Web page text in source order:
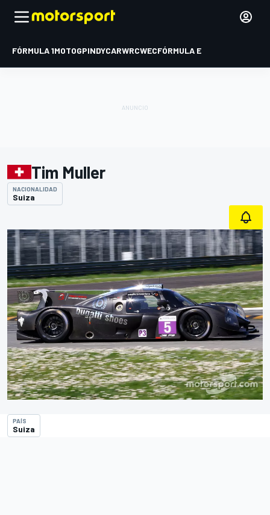
FÓRMULA 1MOTOGPINDYCARWRCWECFÓRMULA E
Tim Muller
NACIONALIDAD
Suiza
PAÍS
Suiza